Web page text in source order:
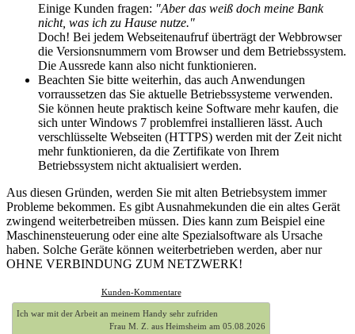
Einige Kunden fragen: "Aber das weiß doch meine Bank
nicht, was ich zu Hause nutze."
Doch! Bei jedem Webseitenaufruf überträgt der Webbrowser
die Versionsnummern vom Browser und dem Betriebssystem.
Die Aussrede kann also nicht funktionieren.
Beachten Sie bitte weiterhin, das auch Anwendungen
vorraussetzen das Sie aktuelle Betriebssysteme verwenden.
Sie können heute praktisch keine Software mehr kaufen, die
sich unter Windows 7 problemfrei installieren lässt. Auch
verschlüsselte Webseiten (HTTPS) werden mit der Zeit nicht
mehr funktionieren, da die Zertifikate von Ihrem
Betriebssystem nicht aktualisiert werden.
Aus diesen Gründen, werden Sie mit alten Betriebsystem immer
Probleme bekommen. Es gibt Ausnahmekunden die ein altes Gerät
zwingend weiterbetreiben müssen. Dies kann zum Beispiel eine
Maschinensteuerung oder eine alte Spezialsoftware als Ursache
haben. Solche Geräte können weiterbetrieben werden, aber nur
OHNE VERBINDUNG ZUM NETZWERK!
Kunden-Kommentare
Ich war mit der Arbeit an meinem Handy sehr zufriden
Frau M. Z. aus Heimsheim am 05.08.2026